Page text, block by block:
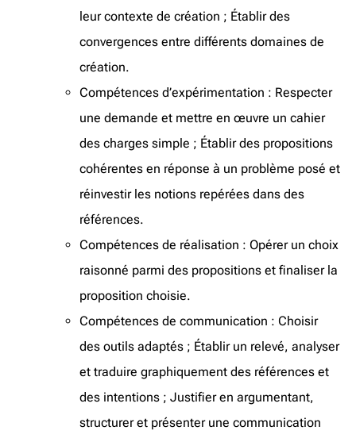
leur contexte de création ; Établir des
convergences entre différents domaines de
création.
Compétences d’expérimentation : Respecter
une demande et mettre en œuvre un cahier
des charges simple ; Établir des propositions
cohérentes en réponse à un problème posé et
réinvestir les notions repérées dans des
références.
Compétences de réalisation : Opérer un choix
raisonné parmi des propositions et finaliser la
proposition choisie.
Compétences de communication : Choisir
des outils adaptés ; Établir un relevé, analyser
et traduire graphiquement des références et
des intentions ; Justifier en argumentant,
structurer et présenter une communication